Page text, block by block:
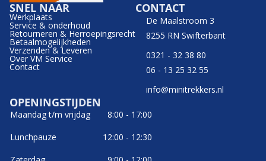
SNEL NAAR
Werkplaats
Service & onderhoud
Retourneren & Herroepingsrecht
Betaalmogelijkheden
Verzenden & Leveren
Over VM Service
Contact
CONTACT
De Maalstroom 3
8255 RN Swifterbant
0321 - 32 38 80
06 - 13 25 32 55
info@minitrekkers.nl
OPENINGSTIJDEN
Maandag t/m vrijdag
8:00 - 17:00
Lunchpauze
12:00 - 12:30